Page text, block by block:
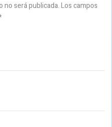
será publicada.Los campos